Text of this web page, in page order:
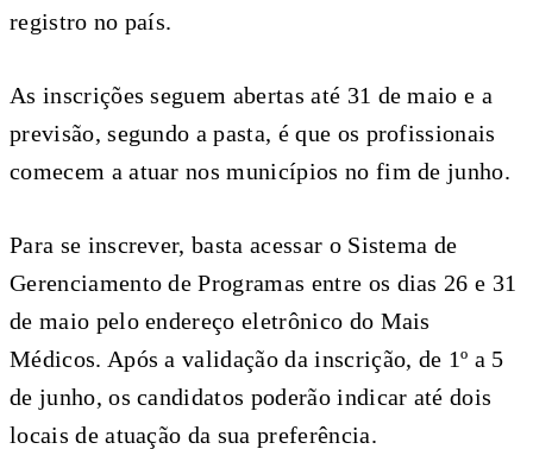
registro no país.
As inscrições seguem abertas até 31 de maio e a
previsão, segundo a pasta, é que os profissionais
comecem a atuar nos municípios no fim de junho.
Para se inscrever, basta acessar o Sistema de
Gerenciamento de Programas entre os dias 26 e 31
de maio pelo endereço eletrônico do Mais
Médicos. Após a validação da inscrição, de 1º a 5
de junho, os candidatos poderão indicar até dois
locais de atuação da sua preferência.